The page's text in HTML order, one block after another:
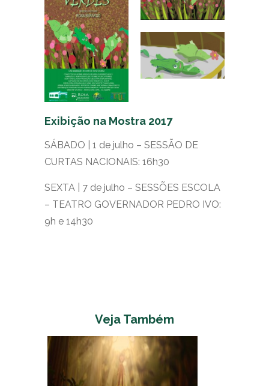
Exibição na Mostra 2017
SÁBADO | 1 de julho – SESSÃO DE
CURTAS NACIONAIS: 16h30
SEXTA | 7 de julho – SESSÕES ESCOLA
– TEATRO GOVERNADOR PEDRO IVO:
9h e 14h30
Veja Também